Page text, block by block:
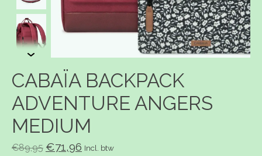
CABAÏA BACKPACK
ADVENTURE ANGERS
MEDIUM
€89,95 €71,96 Incl. btw